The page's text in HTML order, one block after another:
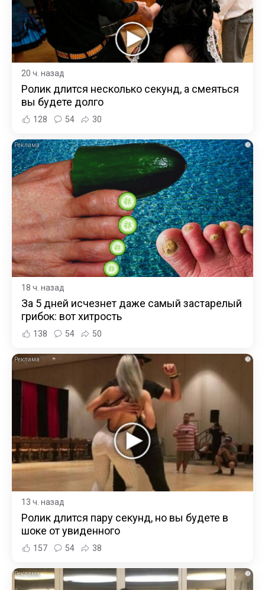
20 ч. назад
Ролик длится несколько секунд, а смеяться
вы будете долго
128 54 30
i
18 ч. назад
За 5 дней исчезнет даже самый застарелый
грибок: вот хитрость
138 54 50
i
13 ч. назад
Ролик длится пару секунд, но вы будете в
шоке от увиденного
157 54 38
i